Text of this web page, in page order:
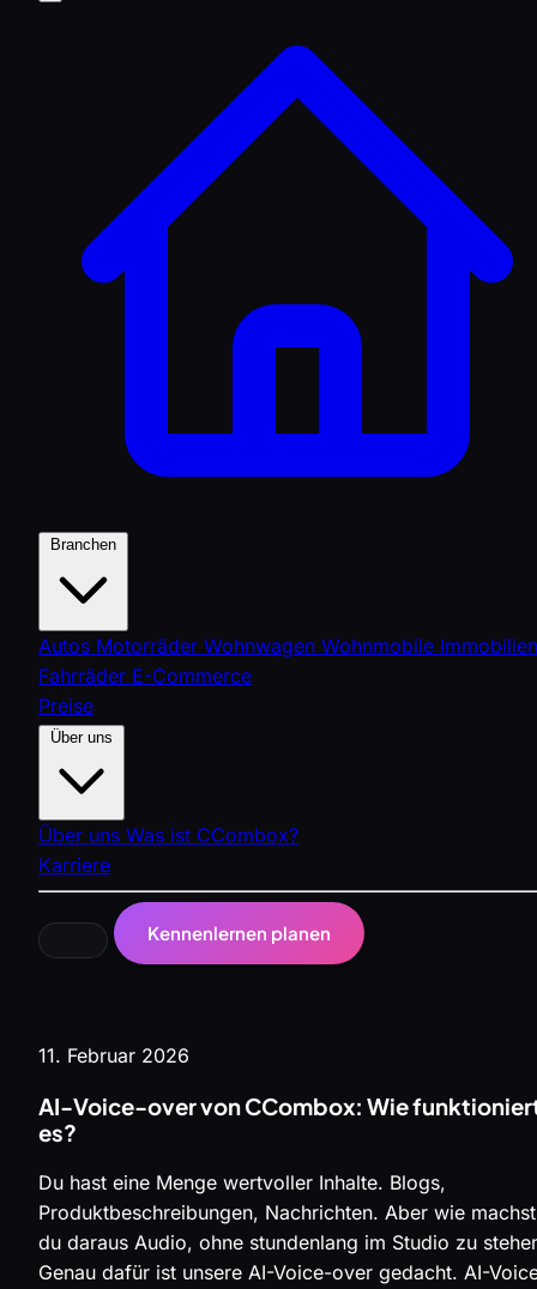
Autos Motorräder Wohnwagen Wohnmobile Immobilien
Fahrräder E-Commerce
Preise
Über uns Was ist CCombox?
Karriere
Kennenlernen planen
11. Februar 2026
AI-Voice-over von CCombox: Wie
es?
Du hast eine Menge wertvoller Inhalte. Blogs,
Produktbeschreibungen, Nachrichten. Aber wie machst
du daraus Audio, ohne stundenlang im Studio zu
Genau dafür ist unsere AI-Voice-over gedacht. AI-